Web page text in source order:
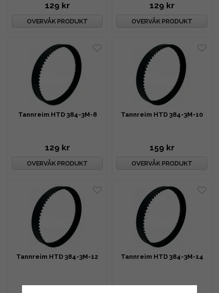
129 kr
OVERVÅK PRODUKT
129 kr
OVERVÅK PRODUKT
Tannreim HTD 384-3M-8
129 kr
OVERVÅK PRODUKT
Tannreim HTD 384-3M-10
159 kr
OVERVÅK PRODUKT
Tannreim HTD 384-3M-12 Tannreim HTD 384-3M-14